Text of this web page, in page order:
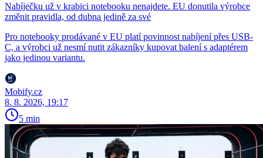
Nabíječku už v krabici notebooku nenajdete. EU donutila výrobce
změnit pravidla, od dubna jedině za své
Pro notebooky prodávané v EU platí povinnost nabíjení přes USB-
C, a výrobci už nesmí nutit zákazníky kupovat balení s adaptérem
jako jedinou variantu.
Mobify.cz
8. 8. 2026, 19:17
5 min